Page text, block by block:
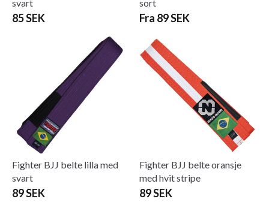
svart
85 SEK
sort
Fra 89 SEK
Fighter BJJ belte lilla med
svart
89 SEK
Fighter BJJ belte oransje
med hvit stripe
89 SEK